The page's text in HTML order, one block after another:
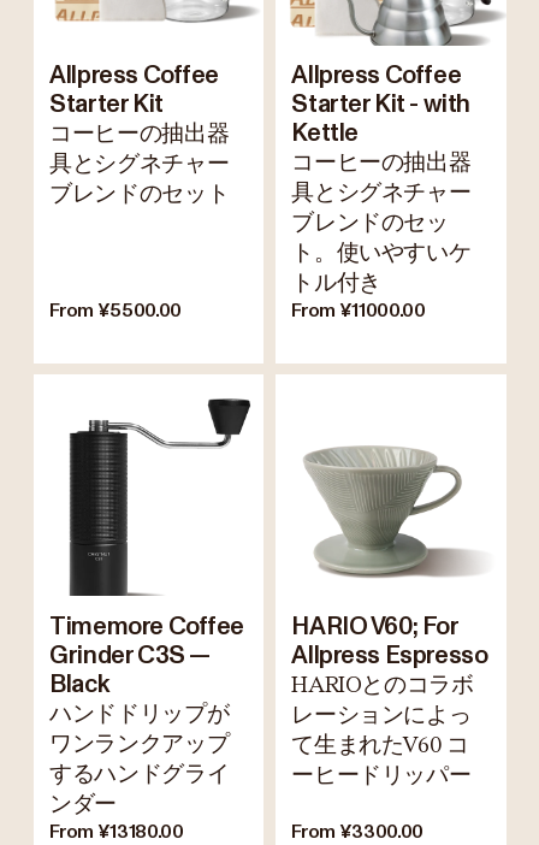
Allpress Coffee
Starter Kit
コーヒーの抽出器
具とシグネチャー
ブレンドのセット
From ¥5500.00
Allpress Coffee
Starter Kit - with
Kettle
コーヒーの抽出器
具とシグネチャー
ブレンドのセッ
ト。使いやすいケ
トル付き
From ¥11000.00
Timemore Coffee
Grinder C3S —
Black
ハンドドリップが
ワンランクアップ
するハンドグライ
ンダー
From ¥13180.00
HARIO V60; For
Allpress Espresso
HARIOとのコラボ
レーションによっ
て生まれたV60 コ
ーヒードリッパー
From ¥3300.00